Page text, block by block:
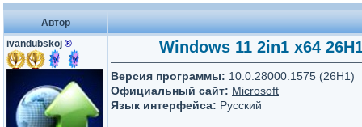
Автор
ivandubskoj ® Windows 11 2in1 x64
Версия программы: 10.0.28000.1575 (26Н1)
Официальный сайт: Microsoft
Язык интерфейса: Русский